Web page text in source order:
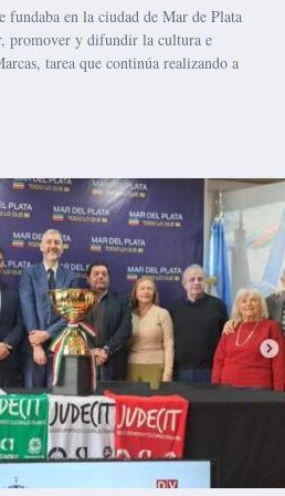
en la ciudad de Mar de Plata
promover y difundir la cultura e
tarea que continúa realizando a